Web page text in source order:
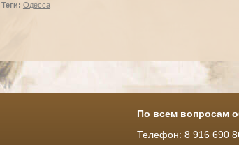
Теги: Одесса
По всем вопросам
Телефон: 8 916 690